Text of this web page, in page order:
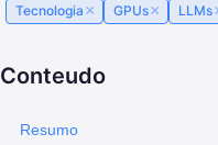
Tecnologia × GPUs× LLMs
Conteudo
Resumo